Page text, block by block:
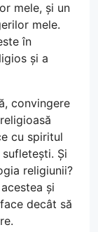
mele, și un
mele.
în
și a
convingere
cu spiritul
Și
religiunii?
și
decât să